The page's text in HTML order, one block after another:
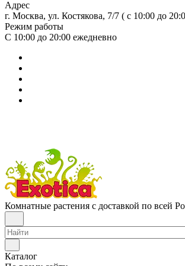
Адрес
г. Москва, ул. Костякова, 7/7 ( с 10:00 до
Режим работы
С 10:00 до 20:00 ежедневно
Комнатные растения с доставкой по всей
Каталог